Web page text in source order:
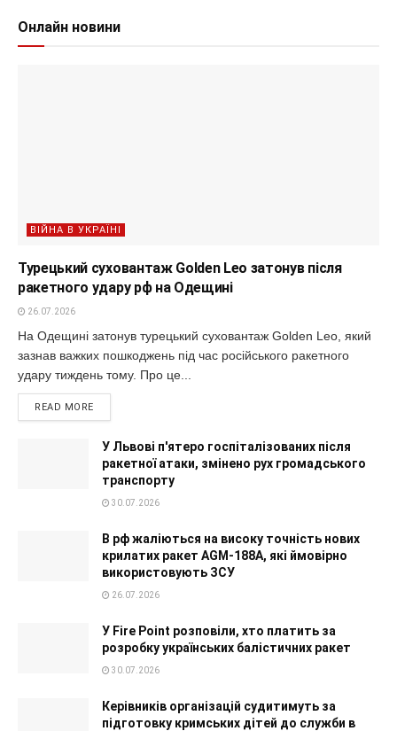
Онлайн новини
ВІЙНА В УКРАЇНІ
Турецький суховантаж Golden Leo затонув після
ракетного удару рф на Одещині
26.07.2026
На Одещині затонув турецький суховантаж Golden Leo, який
зазнав важких пошкоджень під час російського ракетного
удару тиждень тому. Про це...
READ MORE
У Львові п'ятеро госпіталізованих після
ракетної атаки, змінено рух громадського
транспорту
30.07.2026
В рф жаліються на високу точність нових
крилатих ракет AGM-188A, які ймовірно
використовують ЗСУ
26.07.2026
У Fire Point розповіли, хто платить за
розробку українських балістичних ракет
30.07.2026
Керівників організацій судитимуть за
підготовку кримських дітей до служби в